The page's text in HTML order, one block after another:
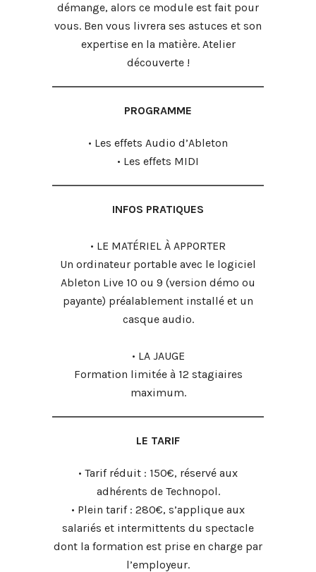
démange, alors ce module est fait pour
vous. Ben vous livrera ses astuces et son
expertise en la matière. Atelier
découverte !
PROGRAMME
• Les effets Audio d’Ableton
• Les effets MIDI
INFOS PRATIQUES
• LE MATÉRIEL À APPORTER
Un ordinateur portable avec le logiciel
Ableton Live 10 ou 9 (version démo ou
payante) préalablement installé et un
casque audio.
• LA JAUGE
Formation limitée à 12 stagiaires
maximum.
LE TARIF
• Tarif réduit : 150€, réservé aux
adhérents de Technopol.
• Plein tarif : 280€, s’applique aux
salariés et intermittents du spectacle
dont la formation est prise en charge par
l’employeur.